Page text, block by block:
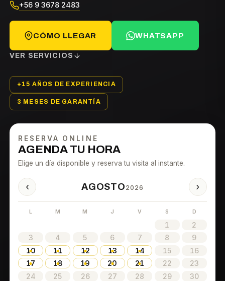
+56 9 3678 2483
CÓMO LLEGAR WHATSAPP
VER SERVICIOS
+15 AÑOS DE EXPERIENCIA
3 MESES DE GARANTÍA
RESERVA ONLINE
AGENDA TU HORA
Elige un día disponible y reserva tu visita al instante.
‹ AGOSTO 2026 ›
L M M J V S D
1
2
3
4 5 6 7 8
9
10
11 12 13 14 15
16
17
18 19 20 21 22
23
24
25 26 27 28 29
30